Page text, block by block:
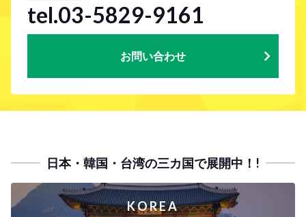
tel.03-5829-9161
お問い合わせ
日本・韓国・台湾の三カ国で展開中！!
KOREA